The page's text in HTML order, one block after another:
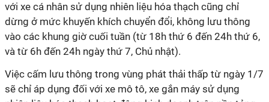
với xe cá nhân sử dụng nhiên liệu hóa thạch cũng chỉ
dừng ở mức khuyến khích chuyển đổi, không lưu thông
vào các khung giờ cuối tuần (từ 18h thứ 6 đến 24h thứ 6,
và từ 6h đến 24h ngày thứ 7, Chủ nhật).
Việc cấm lưu thông trong vùng phát thải thấp từ ngày 1/7
sẽ chỉ áp dụng đối với xe mô tô, xe gắn máy sử dụng